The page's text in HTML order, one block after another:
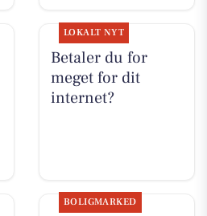
LOKALT NYT
Betaler du for
meget for dit
internet?
BOLIGMARKED